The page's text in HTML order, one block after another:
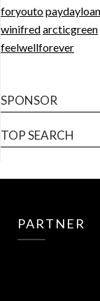
foryouto
winifredarcticgreen
feelwellforever
SPONSOR
TOP SEARCH
PARTNER